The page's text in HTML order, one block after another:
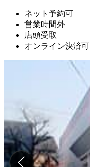
ネット予約可
営業時間外
店頭受取
オンライン決済可